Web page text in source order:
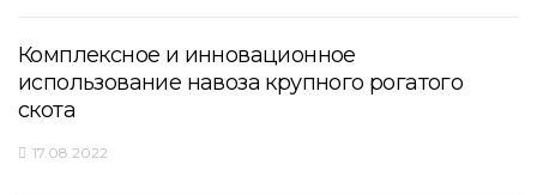
Комплексное и инновационное
использование навоза крупного рогатого
скота
17.08.2022